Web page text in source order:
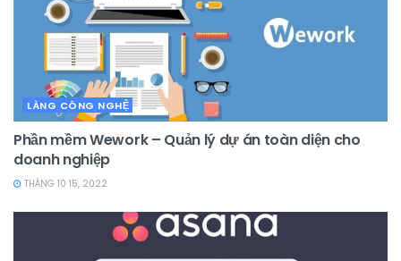
LÀNG CÔNG NGHỆ
Phần mềm Wework – Quản lý dự án toàn diện cho
doanh nghiệp
THÁNG 10 15, 2022